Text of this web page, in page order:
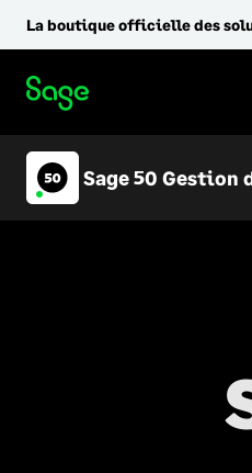
La boutique officielle des
Sage 50 Gestion